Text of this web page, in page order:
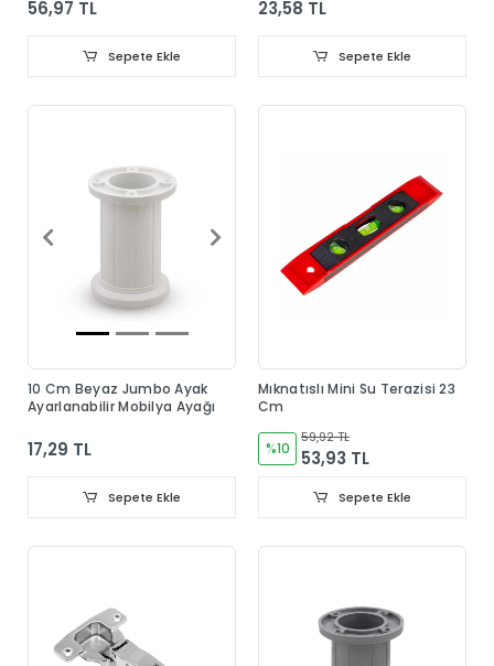
56,97 TL
Sepete Ekle
23,58 TL
Sepete Ekle
10 Cm Beyaz Jumbo Ayak
Ayarlanabilir Mobilya Ayağı
17,29 TL
Sepete Ekle
Mıknatıslı Mini Su Terazisi 23
Cm
%10
59,92 TL
53,93 TL
Sepete Ekle